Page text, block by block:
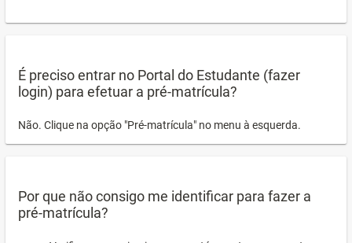
É preciso entrar no Portal do Estudante (fazer
login) para efetuar a pré-matrícula?
Não. Clique na opção "Pré-matrícula" no menu à esquerda.
Por que não consigo me identificar para fazer a
pré-matrícula?